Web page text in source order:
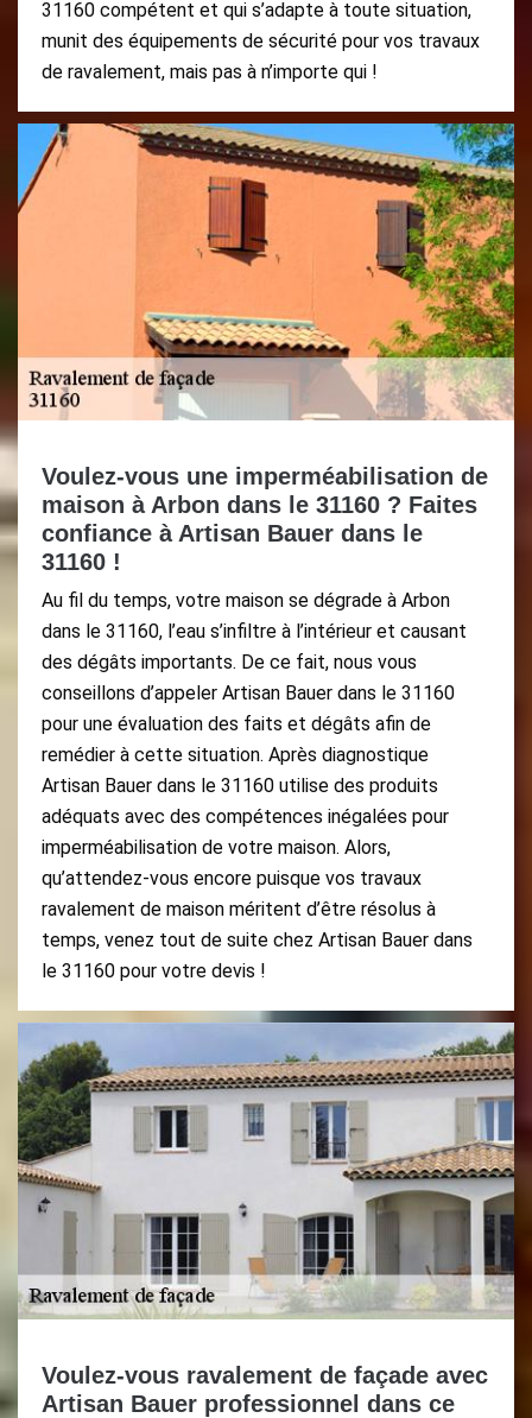
31160 compétent et qui s’adapte à toute situation,
munit des équipements de sécurité pour vos travaux
de ravalement, mais pas à n’importe qui !
Voulez-vous une imperméabilisation de
maison à Arbon dans le 31160 ? Faites
confiance à Artisan Bauer dans le
31160 !
Au fil du temps, votre maison se dégrade à Arbon
dans le 31160, l’eau s’infiltre à l’intérieur et causant
des dégâts importants. De ce fait, nous vous
conseillons d’appeler Artisan Bauer dans le 31160
pour une évaluation des faits et dégâts afin de
remédier à cette situation. Après diagnostique
Artisan Bauer dans le 31160 utilise des produits
adéquats avec des compétences inégalées pour
imperméabilisation de votre maison. Alors,
qu’attendez-vous encore puisque vos travaux
ravalement de maison méritent d’être résolus à
temps, venez tout de suite chez Artisan Bauer dans
le 31160 pour votre devis !
Voulez-vous ravalement de façade avec
Artisan Bauer professionnel dans ce